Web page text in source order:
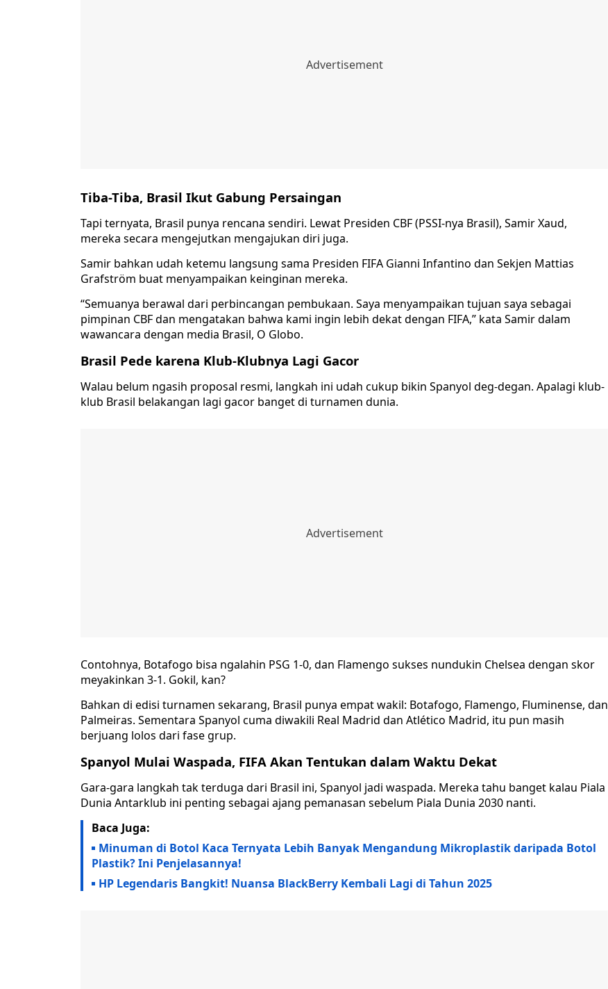
Tiba-Tiba, Brasil Ikut Gabung Persaingan
Tapi ternyata, Brasil punya rencana sendiri. Lewat Presiden CBF (PSSI-nya Brasil), Samir Xaud,
mereka secara mengejutkan mengajukan diri juga.
Samir bahkan udah ketemu langsung sama Presiden FIFA Gianni Infantino dan Sekjen Mattias
Grafström buat menyampaikan keinginan mereka.
“Semuanya berawal dari perbincangan pembukaan. Saya menyampaikan tujuan saya sebagai
pimpinan CBF dan mengatakan bahwa kami ingin lebih dekat dengan FIFA,” kata Samir dalam
wawancara dengan media Brasil, O Globo.
Brasil Pede karena Klub-Klubnya Lagi Gacor
Walau belum ngasih proposal resmi, langkah ini udah cukup bikin Spanyol deg-degan. Apalagi klub-
klub Brasil belakangan lagi gacor banget di turnamen dunia.
Contohnya, Botafogo bisa ngalahin PSG 1-0, dan Flamengo sukses nundukin Chelsea dengan skor
meyakinkan 3-1. Gokil, kan?
Bahkan di edisi turnamen sekarang, Brasil punya empat wakil: Botafogo, Flamengo, Fluminense, dan
Palmeiras. Sementara Spanyol cuma diwakili Real Madrid dan Atlético Madrid, itu pun masih
berjuang lolos dari fase grup.
Spanyol Mulai Waspada, FIFA Akan Tentukan dalam Waktu Dekat
Gara-gara langkah tak terduga dari Brasil ini, Spanyol jadi waspada. Mereka tahu banget kalau Piala
Dunia Antarklub ini penting sebagai ajang pemanasan sebelum Piala Dunia 2030 nanti.
Baca Juga:
Minuman di Botol Kaca Ternyata Lebih Banyak Mengandung Mikroplastik daripada Botol
Plastik? Ini Penjelasannya!
HP Legendaris Bangkit! Nuansa BlackBerry Kembali Lagi di Tahun 2025